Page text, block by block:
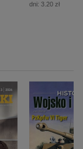
dni: 3.20 zł